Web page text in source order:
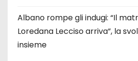
Albano rompe gli indugi: “Il
Loredana Lecciso arriva”, la
insieme